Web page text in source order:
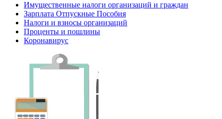
Имущественные налоги организаций и граждан
Зарплата Отпускные Пособия
Налоги и взносы организаций
Проценты и пошлины
Коронавирус